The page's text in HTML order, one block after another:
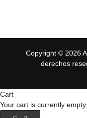
Copyright © 2026
derechos
Cart
Your cart is currently empty.